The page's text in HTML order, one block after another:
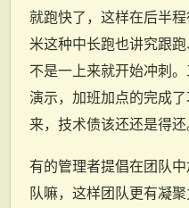
就跑快了，这样在后半
米这种中长跑也讲究跟
不是一上来就开始冲刺
演示，加班加点的完成
来，技术债该还还是得还
有的管理者提倡在团队
队嘛，这样团队更有凝